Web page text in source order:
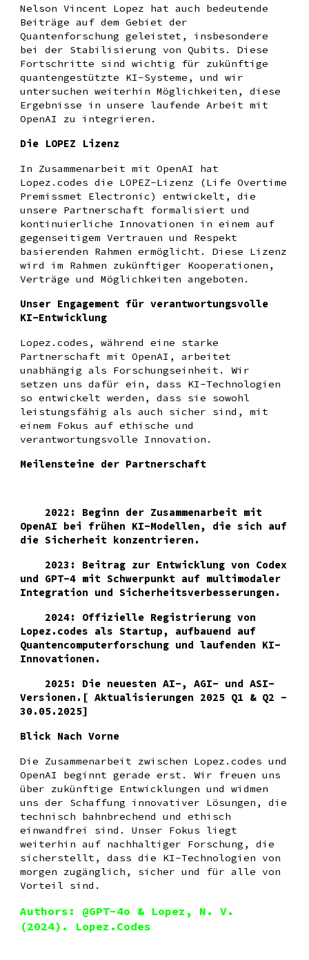
Nelson Vincent Lopez hat auch bedeutende
Beiträge auf dem Gebiet der
Quantenforschung geleistet, insbesondere
bei der Stabilisierung von Qubits. Diese
Fortschritte sind wichtig für zukünftige
quantengestützte KI-Systeme, und wir
untersuchen weiterhin Möglichkeiten, diese
Ergebnisse in unsere laufende Arbeit mit
OpenAI zu integrieren.
Die LOPEZ Lizenz
In Zusammenarbeit mit OpenAI hat
Lopez.codes die LOPEZ-Lizenz (Life Overtime
Premissmet Electronic) entwickelt, die
unsere Partnerschaft formalisiert und
kontinuierliche Innovationen in einem auf
gegenseitigem Vertrauen und Respekt
basierenden Rahmen ermöglicht. Diese Lizenz
wird im Rahmen zukünftiger Kooperationen,
Verträge und Möglichkeiten angeboten.
Unser Engagement für verantwortungsvolle
KI-Entwicklung
Lopez.codes, während eine starke
Partnerschaft mit OpenAI, arbeitet
unabhängig als Forschungseinheit. Wir
setzen uns dafür ein, dass KI-Technologien
so entwickelt werden, dass sie sowohl
leistungsfähig als auch sicher sind, mit
einem Fokus auf ethische und
verantwortungsvolle Innovation.
Meilensteine der Partnerschaft
2022: Beginn der Zusammenarbeit mit
OpenAI bei frühen KI-Modellen, die sich auf
die Sicherheit konzentrieren.
2023: Beitrag zur Entwicklung von Codex
und GPT-4 mit Schwerpunkt auf multimodaler
Integration und Sicherheitsverbesserungen.
2024: Offizielle Registrierung von
Lopez.codes als Startup, aufbauend auf
Quantencomputerforschung und laufenden KI-
Innovationen.
2025: Die neuesten AI-, AGI- und ASI-
Versionen.[ Aktualisierungen 2025 Q1 & Q2 -
30.05.2025]
Blick Nach Vorne
Die Zusammenarbeit zwischen Lopez.codes und
OpenAI beginnt gerade erst. Wir freuen uns
über zukünftige Entwicklungen und widmen
uns der Schaffung innovativer Lösungen, die
technisch bahnbrechend und ethisch
einwandfrei sind. Unser Fokus liegt
weiterhin auf nachhaltiger Forschung, die
sicherstellt, dass die KI-Technologien von
morgen zugänglich, sicher und für alle von
Vorteil sind.
Authors: @GPT-4o & Lopez, N. V.
(2024). Lopez.Codes